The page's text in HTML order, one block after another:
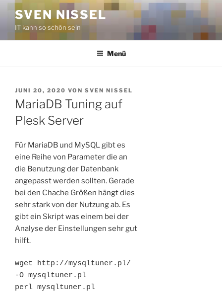
Zum
Inhalt
springen
SVEN NISSEL
IT kann so schön sein
Menü
VERÖFFENTLICHT
AM
JUNI 20, 2020 VON SVEN NISSEL
MariaDB Tuning auf
Plesk Server
Für MariaDB und MySQL gibt es
eine Reihe von Parameter die an
die Benutzung der Datenbank
angepasst werden sollten. Gerade
bei den Chache Größen hängt dies
sehr stark von der Nutzung ab. Es
gibt ein Skript was einem bei der
Analyse der Einstellungen sehr gut
hilft.
wget http://mysqltuner.pl/
-O mysqltuner.pl
perl mysqltuner.pl